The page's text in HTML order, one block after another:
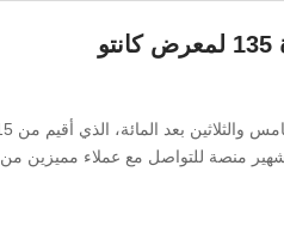
الشهير منصة للتواصل مع عملاء مميزين من